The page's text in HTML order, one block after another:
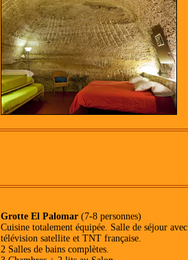
Grotte El Palomar (7-8 personnes)
Cuisine totalement équipée. Salle de séjour avec
télévision satellite et TNT française.
2 Salles de bains complètes.